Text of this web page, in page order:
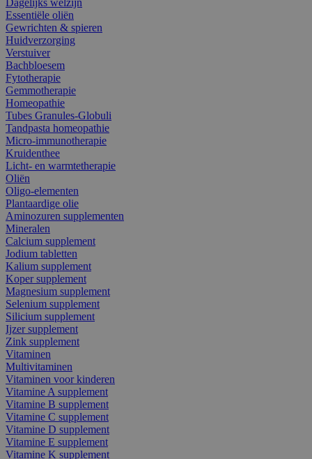
Essentiële oliën
Gewrichten & spieren
Huidverzorging
Verstuiver
Bachbloesem
Fytotherapie
Gemmotherapie
Homeopathie
Tubes Granules-Globuli
Tandpasta homeopathie
Micro-immunotherapie
Kruidenthee
Licht- en warmtetherapie
Oliën
Oligo-elementen
Plantaardige olie
Aminozuren supplementen
Mineralen
Calcium supplement
Jodium tabletten
Kalium supplement
Koper supplement
Magnesium supplement
Selenium supplement
Silicium supplement
Ijzer supplement
Zink supplement
Vitaminen
Multivitaminen
Vitaminen voor kinderen
Vitamine A supplement
Vitamine B supplement
Vitamine C supplement
Vitamine D supplement
Vitamine E supplement
Vitamine K supplement